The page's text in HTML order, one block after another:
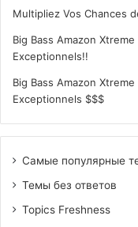
Multipliez Vos Chances
Big Bass Amazon
Exceptionnels!!
Big Bass Amazon
Exceptionnels $$$
Самые популярные
Темы без ответов
Topics Freshness